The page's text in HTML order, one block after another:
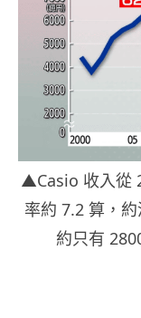
▲Casio 收入從
率約 7.2 算，
約只有